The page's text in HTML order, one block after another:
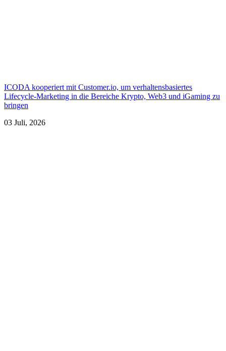
ICODA kooperiert mit Customer.io, um verhaltensbasiertes
Lifecycle-Marketing in die Bereiche Krypto, Web3 und iGaming zu
bringen
03 Juli, 2026